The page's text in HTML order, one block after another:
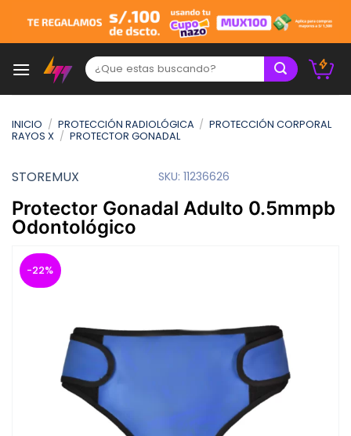
content
Buscar:
INICIO / PROTECCIÓN RADIOLÓGICA / PROTECCIÓN CORPORAL
RAYOS X / PROTECTOR GONADAL
STOREMUX SKU: 11236626
Protector Gonadal Adulto 0.5mmpb
Odontológico
-22%